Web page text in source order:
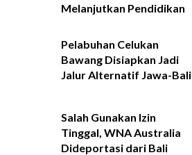
Melanjutkan Pendidikan
Pelabuhan Celukan
Bawang Disiapkan Jadi
Jalur Alternatif Jawa-Bali
Salah Gunakan Izin
Tinggal, WNA Australia
Dideportasi dari Bali